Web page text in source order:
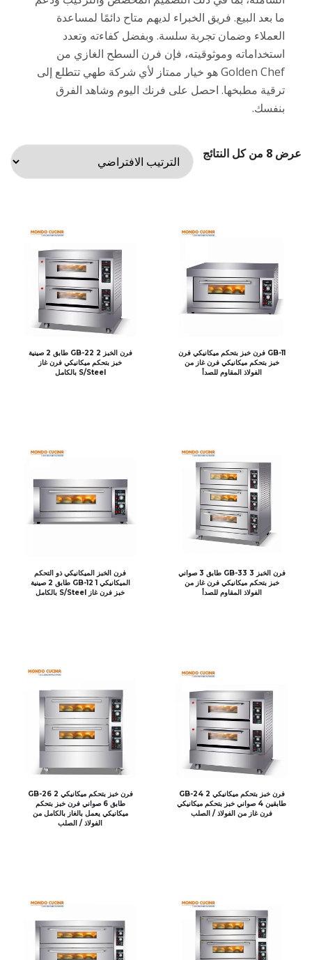
ما بعد البيع. فريق الخبراء لديهم متاح دائمًا لمساعدة
العملاء وضمان تجربة سلسة. وبفضل كفاءته وتعدد
استخداماته وموثوقيته، فإن فرن السطح الغازي من
Golden Chef هو خيار ممتاز لأي شركة طهي تتطلع إلى
ترقية مطبخها. احصل على فرنك اليوم وشاهد الفرق
بنفسك.
عرض ⁦8⁩ من كل النتائج
GB-11 فرن خبز بتحكم ميكانيكي فرن
خبز بتحكم ميكانيكي فرن غاز من
الفولاذ المقاوم للصدأ
فرن الخبز GB-22 2 طابق 2 صينية
خبز بتحكم ميكانيكي فرن غاز
S/Steel بالكامل
فرن الخبز GB-33 3 طابق 3 صواني
خبز بتحكم ميكانيكي فرن غاز من
الفولاذ المقاوم للصدأ
فرن الخبز الميكانيكي ذو التحكم
الميكانيكي GB-12 1 طابق 2 صينية
خبز فرن غاز S/Steel بالكامل
فرن خبز بتحكم ميكانيكي GB-24 2
طابقين 4 صواني خبز بتحكم ميكانيكي
فرن غاز من الفولاذ / الصلب
فرن خبز بتحكم ميكانيكي GB-26 2
طابق 6 صواني فرن خبز بتحكم
ميكانيكي يعمل بالغاز بالكامل من
الفولاذ / الصلب